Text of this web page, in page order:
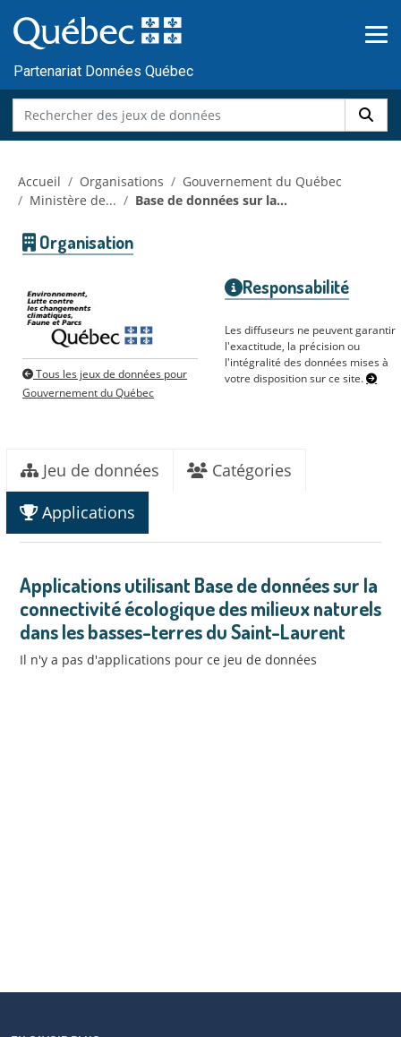
au
contenu
Partenariat Données Québec
Accueil Organisations
Gouvernement du Québec
Ministère de...
Base de données sur la...
Organisation
Tous les jeux de données pour
Gouvernement du Québec
Responsabilité
Les diffuseurs ne peuvent garantir
l'exactitude, la précision ou
l'intégralité des données mises à
votre disposition sur ce site.
Jeu de données
Catégories
Applications
Applications utilisant Base de données sur la
connectivité écologique des milieux naturels
dans les basses-terres du Saint-Laurent
Il n'y a pas d'applications pour ce jeu de données